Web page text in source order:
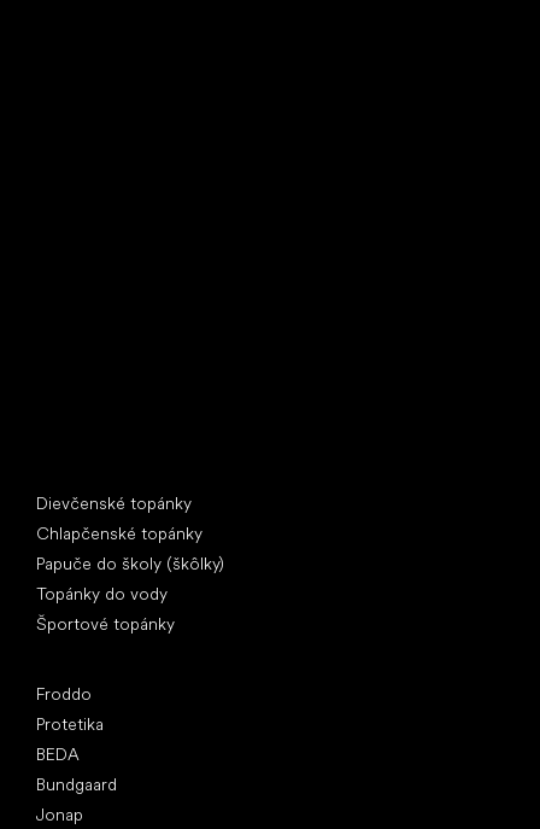
Dievčenské topánky
Chlapčenské topánky
Papuče do školy (škôlky)
Topánky do vody
Športové topánky
Froddo
Protetika
BEDA
Bundgaard
Jonap